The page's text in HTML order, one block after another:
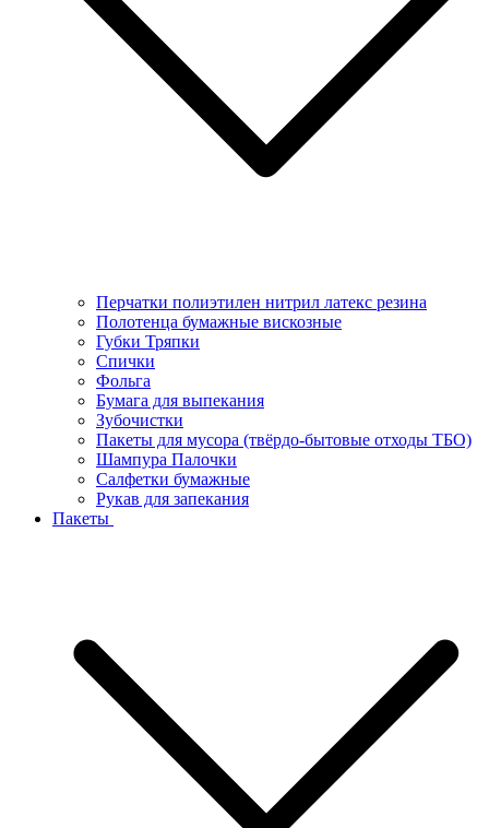
Перчатки полиэтилен нитрил латекс резина
Полотенца бумажные вискозные
Губки Тряпки
Спички
Фольга
Бумага для выпекания
Зубочистки
Пакеты для мусора (твёрдо-бытовые отходы ТБО)
Шампура Палочки
Салфетки бумажные
Рукав для запекания
Пакеты